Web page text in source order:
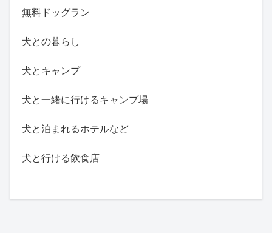
無料ドッグラン
犬との暮らし
犬とキャンプ
犬と一緒に行けるキャンプ場
犬と泊まれるホテルなど
犬と行ける飲食店